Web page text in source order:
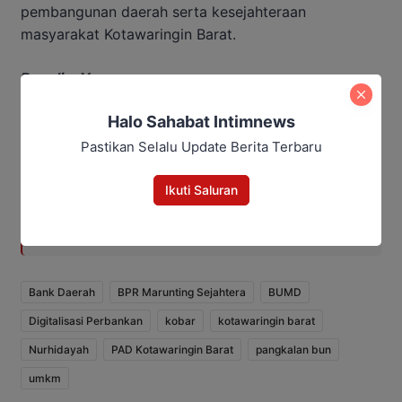
pembangunan daerah serta kesejahteraan
masyarakat Kotawaringin Barat.
Penulis: Yusro
Baca Juga:
Antrean Panjang BBM di Kobar,
Seorang Perempuan Pingsan di
Bank Daerah BPR Marunting Sejahtera BUMD
Digitalisasi Perbankan kobar kotawaringin barat
Nurhidayah PAD Kotawaringin Barat pangkalan bun
umkm
Halo Sahabat Intimnews
Pastikan Selalu Update Berita Terbaru
Ikuti Saluran